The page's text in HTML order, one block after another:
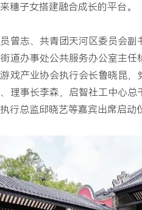
穗子女搭建融合成长的平台。
曾志、共青团天河区委员会
道办事处公共服务办公室主
戏产业协会执行会长鲁晓昆
理事长李森，启智社工中心
行总监邱晓艺等嘉宾出席启动